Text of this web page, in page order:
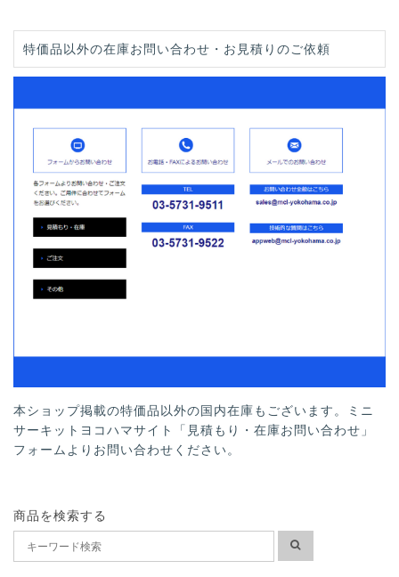
特価品以外の在庫お問い合わせ・お見積りのご依頼
本ショップ掲載の特価品以外の国内在庫もございます。ミニ
サーキットヨコハマサイト「見積もり・在庫お問い合わせ」
フォームよりお問い合わせください。
商品を検索する